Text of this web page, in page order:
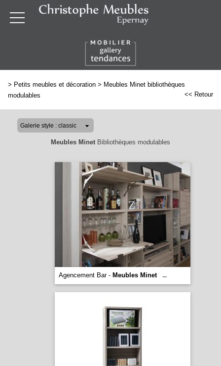
> Petits meubles et décoration > Meubles Minet bibliothèques
modulables
<< Retour
Meubles MinetBibliothèques modulables
Agencement Bar - Meubles Minet ...